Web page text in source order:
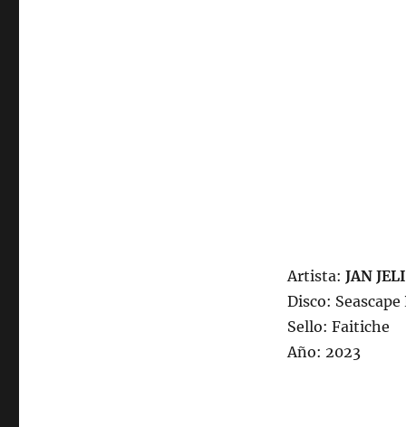
Artista: JAN
Disco:
Sello: Faitiche
Año: 2023